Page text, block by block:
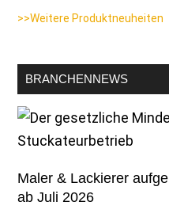
>>Weitere Produktneuheiten
BRANCHENNEWS
Maler & Lackierer
ab Juli 2026